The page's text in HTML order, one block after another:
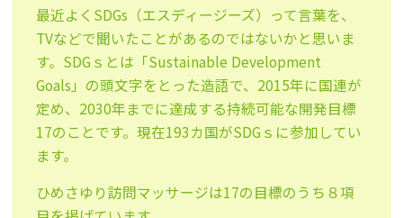
最近よくSDGs（エスディージーズ）って言葉を、
TVなどで聞いたことがあるのではないかと思いま
す。SDGｓとは「Sustainable Development
Goals」の頭文字をとった造語で、2015年に国連が
定め、2030年までに達成する持続可能な開発目標
17のことです。現在193カ国がSDGｓに参加してい
ます。
ひめさゆり訪問マッサージは17の目標のうち８項